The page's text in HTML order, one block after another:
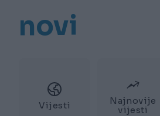
novi
Vijesti
Najnovije
vijesti